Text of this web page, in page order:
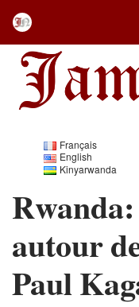
Français
English
Kinyarwanda
autour
Paul